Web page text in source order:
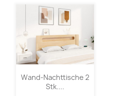
Wand-Nachttische 2
Stk....